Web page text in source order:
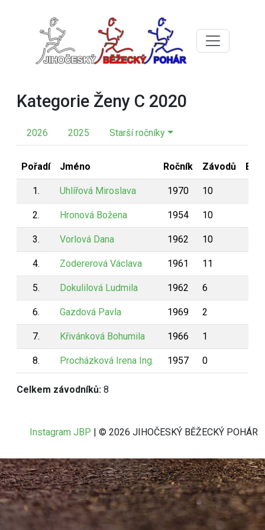
Kategorie Ženy C 2020
2026 2025 Starší ročníky
Pořadí Jméno Ročník Závodů
1. Uhlířová Miroslava 1970 10
2. Hronová Božena 1954 10
3. Vorlová Dana 1962 10
4. Zodererová Václava 1961 11
5. Dokulilová Ludmila 1962 6
6. Gazdová Pavla 1969 2
7. Křivánková Bohumila 1966 1
8. Procházková Irena Ing. 1957 0
Celkem závodníků: 8
Instagram JBP | © 2026 JIHOČESKÝ BĚŽECKÝ POHÁR